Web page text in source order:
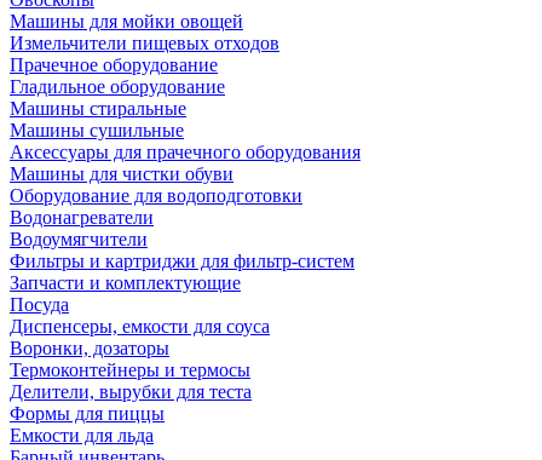
Машины для мойки овощей
Измельчители пищевых отходов
Прачечное оборудование
Гладильное оборудование
Машины стиральные
Машины сушильные
Аксессуары для прачечного оборудования
Машины для чистки обуви
Оборудование для водоподготовки
Водонагреватели
Водоумягчители
Фильтры и картриджи для фильтр-систем
Запчасти и комплектующие
Посуда
Диспенсеры, емкости для соуса
Воронки, дозаторы
Термоконтейнеры и термосы
Делители, вырубки для теста
Формы для пиццы
Емкости для льда